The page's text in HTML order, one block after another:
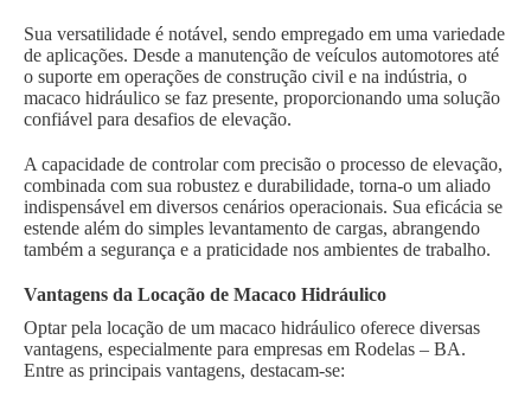
Sua versatilidade é notável, sendo empregado em uma variedade
de aplicações. Desde a manutenção de veículos automotores até
o suporte em operações de construção civil e na indústria, o
macaco hidráulico se faz presente, proporcionando uma solução
confiável para desafios de elevação.
A capacidade de controlar com precisão o processo de elevação,
combinada com sua robustez e durabilidade, torna-o um aliado
indispensável em diversos cenários operacionais. Sua eficácia se
estende além do simples levantamento de cargas, abrangendo
também a segurança e a praticidade nos ambientes de trabalho.
Vantagens da Locação de Macaco Hidráulico
Optar pela locação de um macaco hidráulico oferece diversas
vantagens, especialmente para empresas em Rodelas – BA.
Entre as principais vantagens, destacam-se: